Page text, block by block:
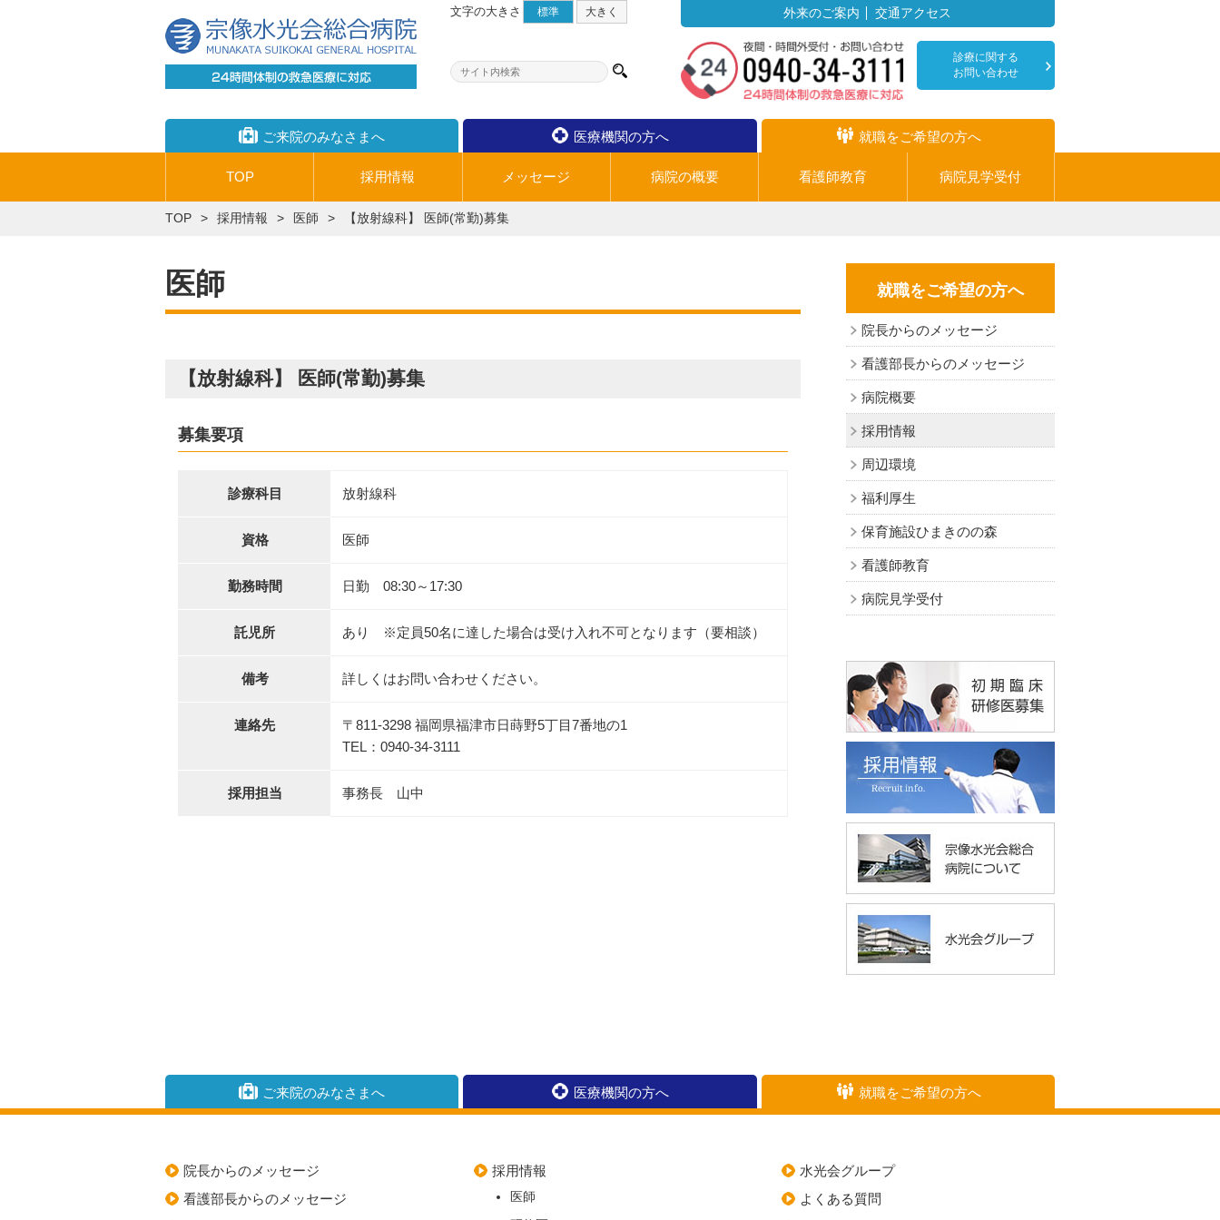
外来のご案内 交通アクセス
診療に関する
お問い合わせ
文字の大きさ 標準 大きく
ご来院のみなさまへ 医療機関の方へ 就職をご希望の方へ
TOP 採用情報 メッセージ 病院の概要 看護師教育 病院見学受付
TOP 採用情報 医師 【放射線科】 医師(常勤)募集
医師
【放射線科】 医師(常勤)募集
募集要項
診療科目 放射線科
資格 医師
勤務時間 日勤 08:30～17:30
託児所 あり ※定員50名に達した場合は受け入れ不可となります（要相談）
備考 詳しくはお問い合わせください。
連絡先
〒811-3298 福岡県福津市日蒔野5丁目7番地の1
TEL：0940-34-3111
採用担当 事務長 山中
就職をご希望の方へ
院長からのメッセージ
看護部長からのメッセージ
病院概要
採用情報
周辺環境
福利厚生
保育施設ひまきのの森
看護師教育
病院見学受付
ご来院のみなさまへ 医療機関の方へ 就職をご希望の方へ
院長からのメッセージ
看護部長からのメッセージ
採用情報
医師
水光会グループ
よくある質問